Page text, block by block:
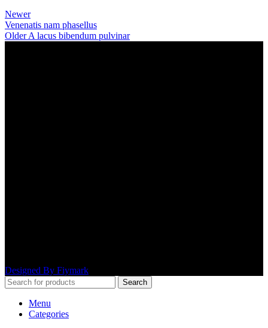
Newer
Venenatis nam phasellus
OlderA lacus bibendum pulvinar
Designed By Fiymark
Search
Menu
Categories